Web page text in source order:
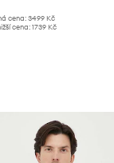
cena: 3499 Kč
cena: 1739 Kč